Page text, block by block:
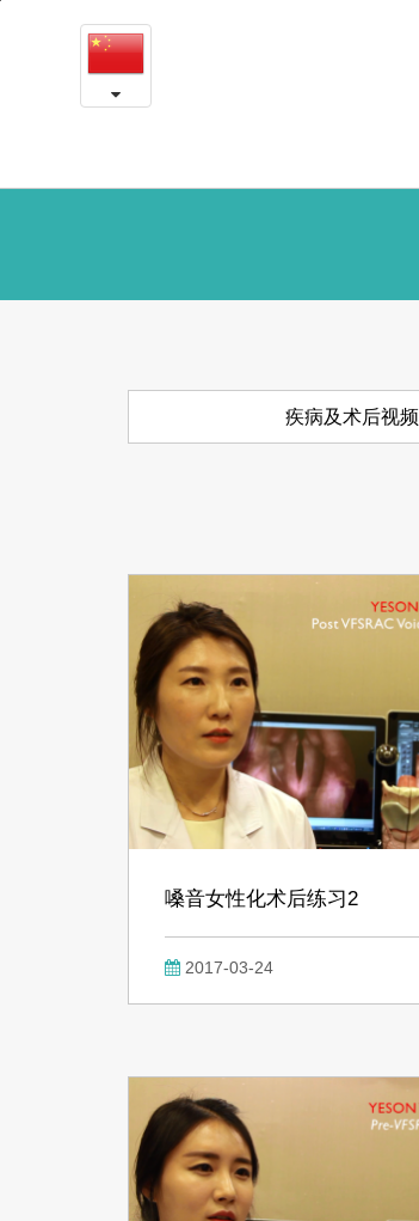
频
疾病及术后视频
嗓音女性化术后练习2
2017-03-24